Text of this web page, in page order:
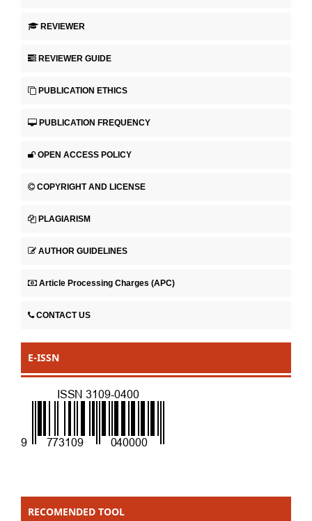
REVIEWER
REVIEWER GUIDE
PUBLICATION ETHICS
PUBLICATION FREQUENCY
OPEN ACCESS POLICY
COPYRIGHT AND LICENSE
PLAGIARISM
AUTHOR GUIDELINES
Article Processing Charges (APC)
CONTACT US
E-ISSN
RECOMENDED TOOL